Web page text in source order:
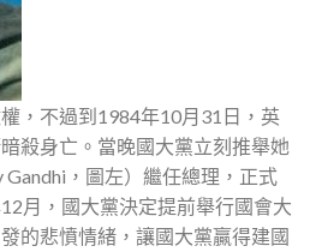
，不過到1984年10月31日，英
殺身亡。當晚國大黨立刻推舉她
，圖左）繼任總理，正式
月，國大黨決定提前舉行國會大
的悲憤情緒，讓國大黨贏得建國